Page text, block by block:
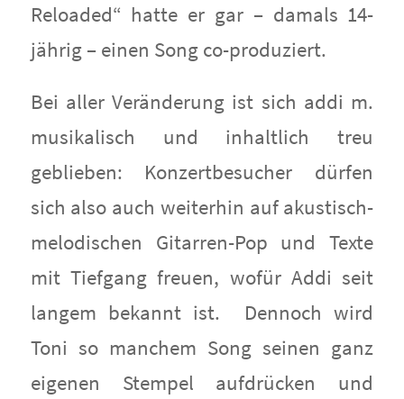
Reloaded“ hatte er gar – damals 14-
jährig – einen Song co-produziert.
Bei aller Veränderung ist sich addi m.
musikalisch und inhaltlich treu
geblieben: Konzertbesucher dürfen
sich also auch weiterhin auf akustisch-
melodischen Gitarren-Pop und Texte
mit Tiefgang freuen, wofür Addi seit
langem bekannt ist. Dennoch wird
Toni so manchem Song seinen ganz
eigenen Stempel aufdrücken und